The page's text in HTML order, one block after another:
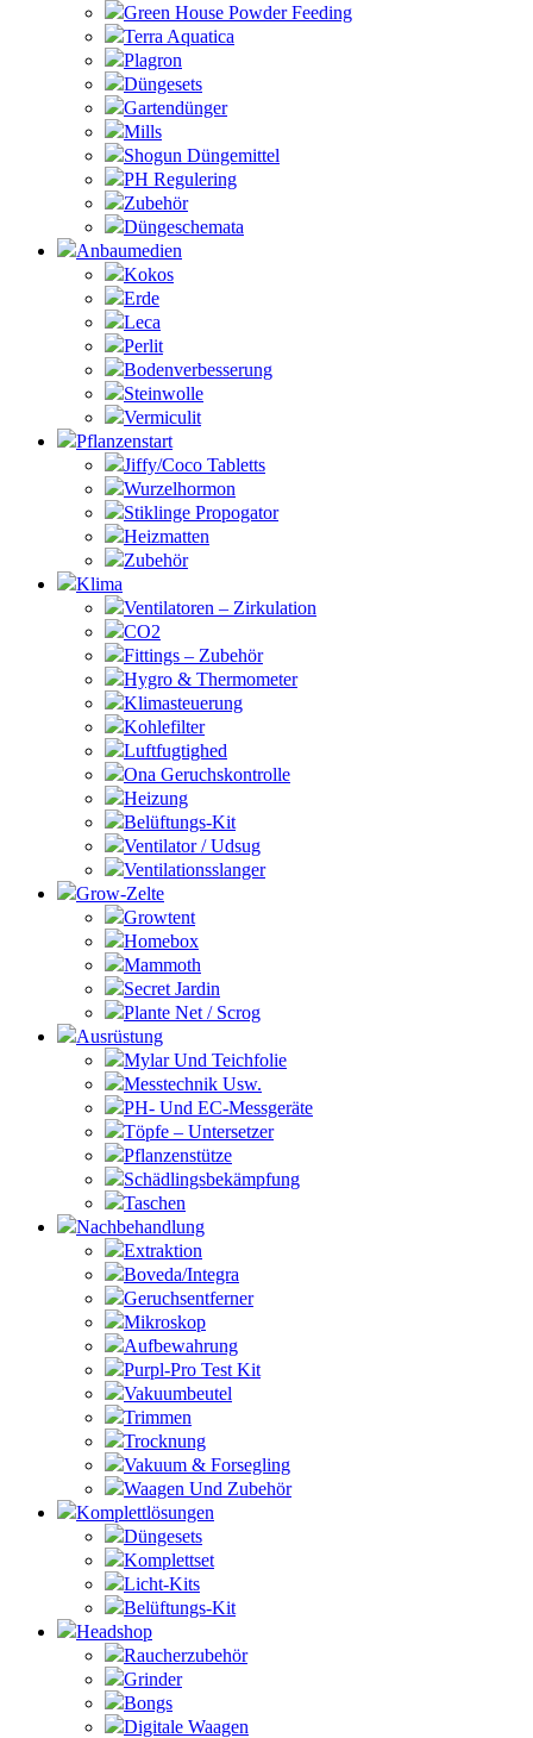
Green House Powder Feeding
Terra Aquatica
Plagron
Düngesets
Gartendünger
Mills
Shogun Düngemittel
PH Regulering
Zubehör
Düngeschemata
Anbaumedien
Kokos
Erde
Leca
Perlit
Bodenverbesserung
Steinwolle
Vermiculit
Pflanzenstart
Jiffy/Coco Tabletts
Wurzelhormon
Stiklinge Propogator
Heizmatten
Zubehör
Klima
Ventilatoren – Zirkulation
CO2
Fittings – Zubehör
Hygro & Thermometer
Klimasteuerung
Kohlefilter
Luftfugtighed
Ona Geruchskontrolle
Heizung
Belüftungs-Kit
Ventilator / Udsug
Ventilationsslanger
Grow-Zelte
Growtent
Homebox
Mammoth
Secret Jardin
Plante Net / Scrog
Ausrüstung
Mylar Und Teichfolie
Messtechnik Usw.
PH- Und EC-Messgeräte
Töpfe – Untersetzer
Pflanzenstütze
Schädlingsbekämpfung
Taschen
Nachbehandlung
Extraktion
Boveda/Integra
Geruchsentferner
Mikroskop
Aufbewahrung
Purpl-Pro Test Kit
Vakuumbeutel
Trimmen
Trocknung
Vakuum & Forsegling
Waagen Und Zubehör
Komplettlösungen
Düngesets
Komplettset
Licht-Kits
Belüftungs-Kit
Headshop
Raucherzubehör
Grinder
Bongs
Digitale Waagen